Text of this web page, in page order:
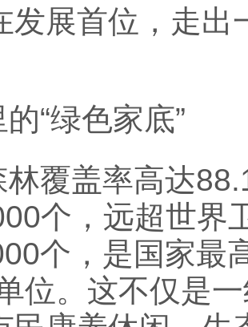
发展首位，走出
“绿色家底”
林覆盖率高达
个，远超世界
个，是国家最
位。这不仅是